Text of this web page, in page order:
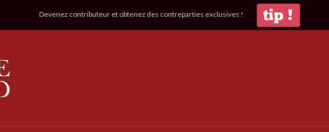
Devenez contributeur et obtenez des contreparties exclusives !